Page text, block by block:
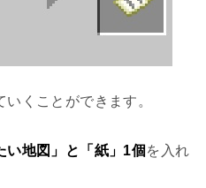
くことができます。
い地図」と「紙」1個 を入れ